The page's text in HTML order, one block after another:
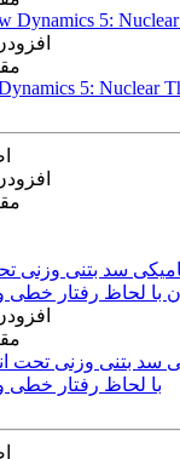
5: Nuclear
سد بتنی وزنی تحت
با لحاظ رفتار